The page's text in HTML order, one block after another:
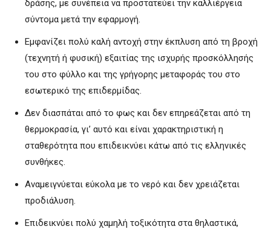
δράσης, με συνέπεια να προστατεύει την καλλιέργεια
σύντομα μετά την εφαρμογή.
Εμφανίζει πολύ καλή αντοχή στην έκπλυση από τη βροχή
(τεχνητή ή φυσική) εξαιτίας της ισχυρής προσκόλλησής
του στο φύλλο και της γρήγορης μεταφοράς του στο
εσωτερικό της επιδερμίδας.
Δεν διασπάται από το φως και δεν επηρεάζεται από τη
θερμοκρασία, γι’ αυτό και είναι χαρακτηριστική η
σταθερότητα που επιδεικνύει κάτω από τις ελληνικές
συνθήκες.
Αναμειγνύεται εύκολα με το νερό και δεν χρειάζεται
προδιάλυση.
Επιδεικνύει πολύ χαμηλή τοξικότητα στα θηλαστικά,